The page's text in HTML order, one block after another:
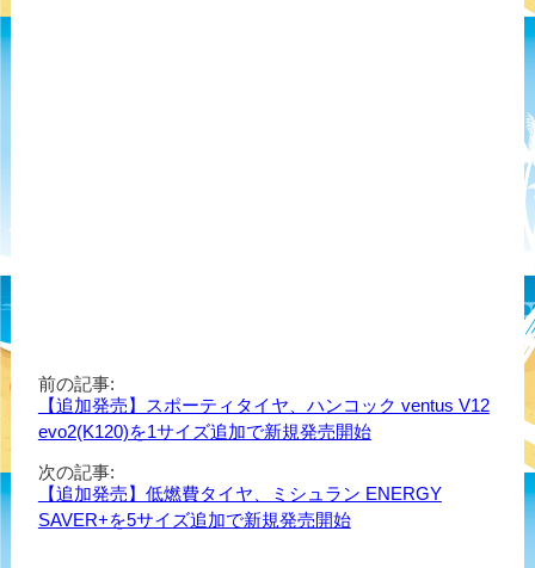
前の記事:
【追加発売】スポーティタイヤ、ハンコック ventus V12
evo2(K120)を1サイズ追加で新規発売開始
次の記事:
【追加発売】低燃費タイヤ、ミシュラン ENERGY
SAVER+を5サイズ追加で新規発売開始